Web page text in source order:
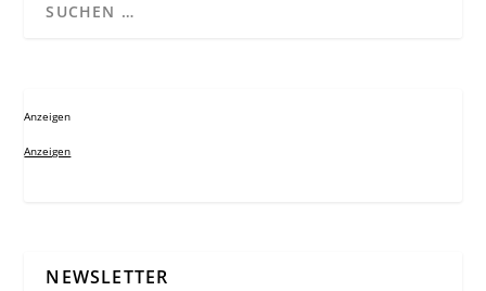
Anzeigen
Anzeigen
NEWSLETTER